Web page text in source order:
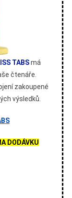
TABSmá
čtenáře.
zakoupené
výsledků.
DODÁVKU